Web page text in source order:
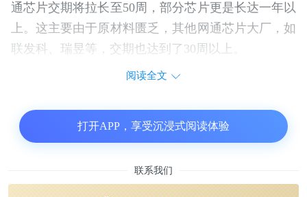
通芯片交期将拉长至50周，部分芯片更是长达一年以
上。这主要由于原材料匮乏，其他网通芯片大厂，如
联发科、瑞昱等，交期也达到了30周以上。
Wi-Fi）、宽频、交换器等，但在过去，网通领域的
芯片需求较为稳定，不过随着疫情的爆发，民众开始
大增，不仅对网络的要求更高，带动了网络服务器市
阅读全文
打开APP，享受沉浸式阅读体验
联系我们